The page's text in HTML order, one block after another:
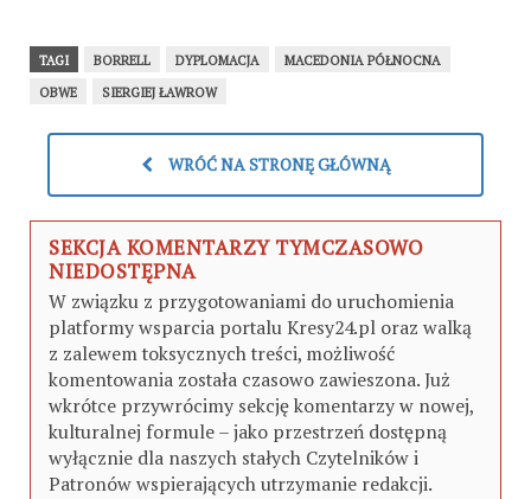
TAGI BORRELL DYPLOMACJA
MACEDONIA PÓŁNOCNA
OBWE
SIERGIEJ ŁAWROW
WRÓĆ NA STRONĘ GŁÓWNĄ
SEKCJA KOMENTARZY TYMCZASOWO
NIEDOSTĘPNA
W związku z przygotowaniami do uruchomienia
platformy wsparcia portalu Kresy24.pl oraz walką
z zalewem toksycznych treści, możliwość
komentowania została czasowo zawieszona. Już
wkrótce przywrócimy sekcję komentarzy w nowej,
kulturalnej formule – jako przestrzeń dostępną
wyłącznie dla naszych stałych Czytelników i
Patronów wspierających utrzymanie redakcji.